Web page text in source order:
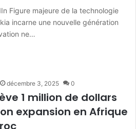
Figure majeure de la technologie
incarne une nouvelle génération
ne…
décembre 3, 2025 0
1 million de dollars
expansion en Afrique